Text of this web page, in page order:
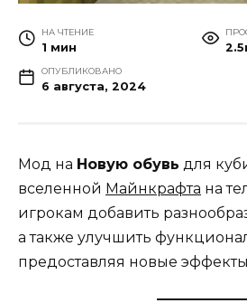
НА ЧТЕНИЕ
1 мин
ОПУБЛИКОВАНО
6 августа, 2024
Мод на Новую обувь для
вселенной Майнкрафта на
игрокам добавить
а также улучшить
предоставляя новые